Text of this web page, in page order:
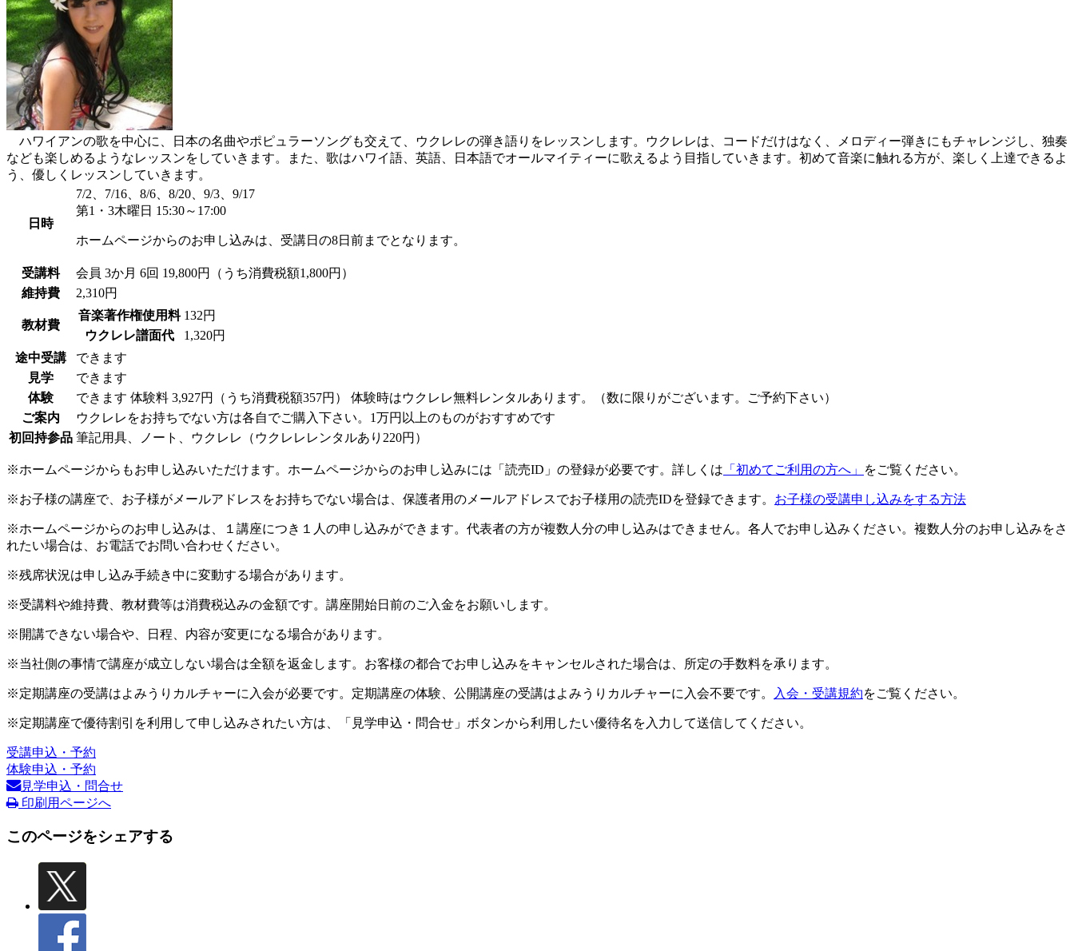
ハワイアンの歌を中心に、日本の名曲やポピュラーソングも交えて、ウクレレの弾き語りをレッスンします。ウクレレは、コードだけはなく、メロディー弾きにもチャレンジし、独奏
なども楽しめるようなレッスンをしていきます。また、歌はハワイ語、英語、日本語でオールマイティーに歌えるよう目指していきます。初めて音楽に触れる方が、楽しく上達できるよ
う、優しくレッスンしていきます。
日時
7/2、7/16、8/6、8/20、9/3、9/17
第1・3木曜日 15:30～17:00
ホームページからのお申し込みは、受講日の8日前までとなります。
受講料 会員 3か月 6回 19,800円（うち消費税額1,800円）
維持費
2,310円
教材費
音楽著作権使用料 132円
ウクレレ譜面代
1,320円
途中受講
できます
見学
できます
体験
できます 体験料 3,927円（うち消費税額357円） 体験時はウクレレ無料レンタルあります。（数に限りがございます。ご予約下さい）
ご案内
ウクレレをお持ちでない方は各自でご購入下さい。1万円以上のものがおすすめです
初回持参品 筆記用具、ノート、ウクレレ（ウクレレレンタルあり220円）
※ホームページからもお申し込みいただけます。ホームページからのお申し込みには「読売ID」の登録が必要です。詳しくは 「初めてご利用の方へ」 をご覧ください。
※お子様の講座で、お子様がメールアドレスをお持ちでない場合は、保護者用のメールアドレスでお子様用の読売IDを登録できます。 お子様の受講申し込みをする方法
※ホームページからのお申し込みは、１講座につき１人の申し込みができます。代表者の方が複数人分の申し込みはできません。各人でお申し込みください。複数人分のお申し込みをさ
れたい場合は、お電話でお問い合わせください。
※残席状況は申し込み手続き中に変動する場合があります。
※受講料や維持費、教材費等は消費税込みの金額です。講座開始日前のご入金をお願いします。
※開講できない場合や、日程、内容が変更になる場合があります。
※当社側の事情で講座が成立しない場合は全額を返金します。お客様の都合でお申し込みをキャンセルされた場合は、所定の手数料を承ります。
※定期講座の受講はよみうりカルチャーに入会が必要です。定期講座の体験、公開講座の受講はよみうりカルチャーに入会不要です。 入会・受講規約をご覧ください。
※定期講座で優待割引を利用して申し込みされたい方は、「見学申込・問合せ」ボタンから利用したい優待名を入力して送信してください。
受講申込・予約
体験申込・予約
見学申込・問合せ
印刷用ページへ
このページをシェアする